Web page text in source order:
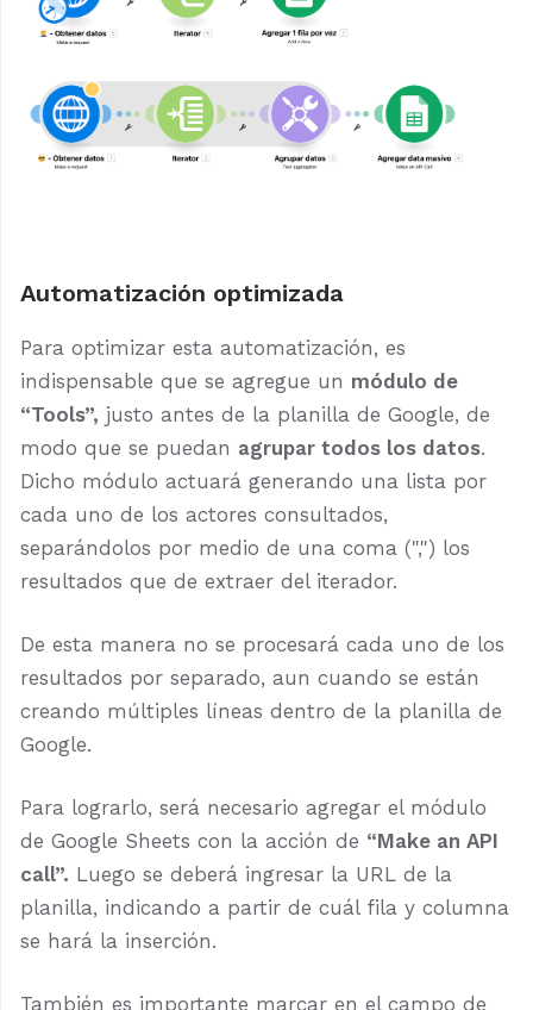
Automatización optimizada
Para optimizar esta automatización, es
indispensable que se agregue un módulo de
“Tools”, justo antes de la planilla de Google, de
modo que se puedan agrupar todos los datos.
Dicho módulo actuará generando una lista por
cada uno de los actores consultados,
separándolos por medio de una coma (",") los
resultados que de extraer del iterador.
De esta manera no se procesará cada uno de los
resultados por separado, aun cuando se están
creando múltiples líneas dentro de la planilla de
Google.
Para lograrlo, será necesario agregar el módulo
de Google Sheets con la acción de “Make an API
call”. Luego se deberá ingresar la URL de la
planilla, indicando a partir de cuál fila y columna
se hará la inserción.
También es importante marcar en el campo de